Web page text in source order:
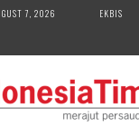
7, 2026 EKBIS